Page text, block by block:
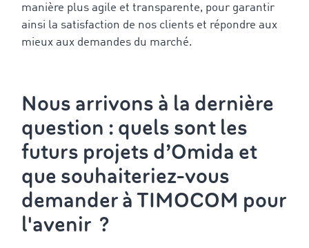
manière plus agile et transparente, pour garantir
ainsi la satisfaction de nos clients et répondre aux
mieux aux demandes du marché.
Nous arrivons à la dernière
question : quels sont les
futurs projets d’Omida et
que souhaiteriez-vous
demander à TIMOCOM pour
l'avenir ?